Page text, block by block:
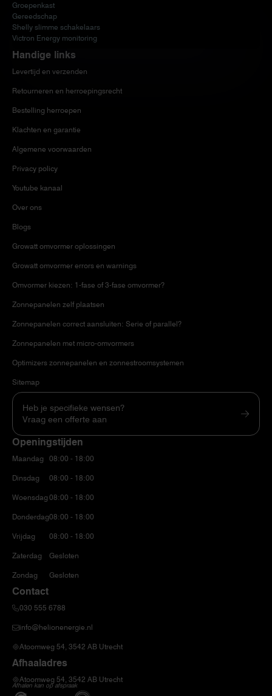
Groepenkast
Gereedschap
Shelly slimme schakelaars
Victron Energy monitoring
Handige links
Levertijd en verzenden
Retourneren en herroepingsrecht
Bestelling herroepen
Klachten en garantie
Algemene voorwaarden
Privacy policy
Youtube kanaal
Over ons
Blogs
Growatt omvormer oplossingen
Growatt omvormer errors en warnings
Omvormer kiezen: 1-fase of 3-fase omvormer?
Zonnepanelen zelf plaatsen
Zonnepanelen correct aansluiten: Serie of parallel?
Zonnepanelen met micro-omvormers
Optimizers zonnepanelen en zonnestroomsystemen
Sitemap
Heb je specifieke wensen?
Vraag een offerte aan
Openingstijden
Maandag
Dinsdag
Woensdag
Donderdag
Vrijdag
Zaterdag
Zondag
08:00 - 18:00
08:00 - 18:00
08:00 - 18:00
08:00 - 18:00
08:00 - 18:00
Gesloten
Gesloten
Contact
030 555 6788
info@helionenergie.nl
Atoomweg 54, 3542 AB Utrecht
Afhaaladres
Atoomweg 54, 3542 AB Utrecht
Afhalen kan op afspraak